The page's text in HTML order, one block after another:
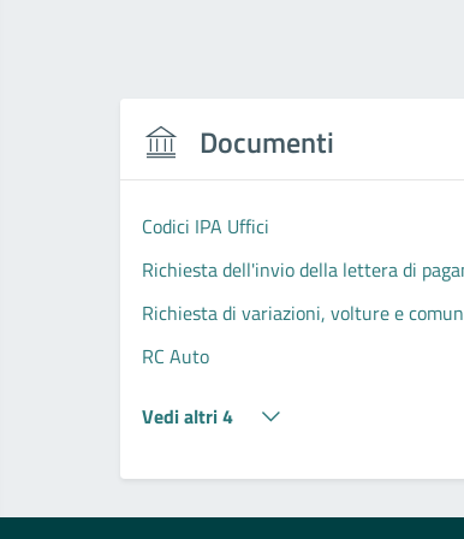
Documenti
Codici IPA Uffici
Richiesta dell'invio della lettera di
Richiesta di variazioni, volture e
RC Auto
Vedi altri 4